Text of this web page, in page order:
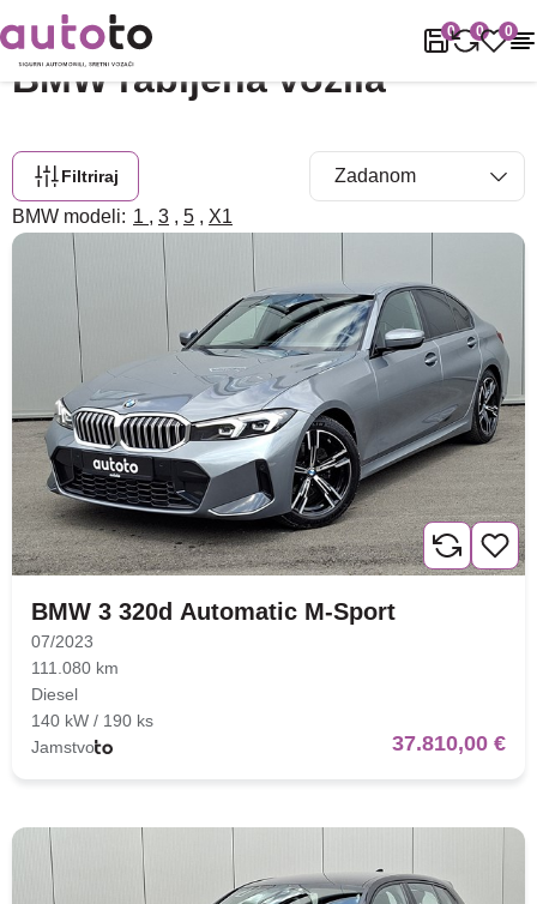
0 0 0
Naslovnica Rabljena vozila
BMW rabljena vozila
BMW modeli: 1 , 3 , 5 , X1
Filtriraj
BMW 3 320d Automatic M-Sport
07/2023
111.080 km
Diesel
140 kW / 190 ks
Jamstvo
37.810,00 €